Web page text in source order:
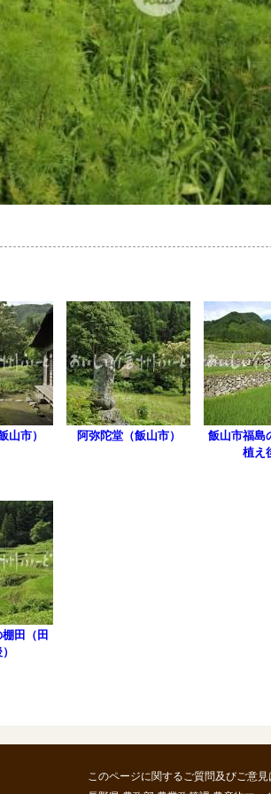
山市） 阿弥陀堂（飯山市）
飯山市福島
植え
田（田
このページに関するご質問及びご意見